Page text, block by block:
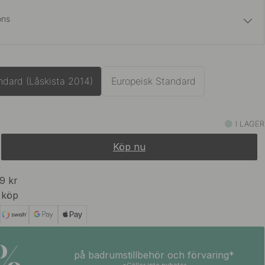
I lager
1 119 kr 1 399 kr
(Låskista 2014) Europeisk Standard
I LAGER
Köp nu
kr
på badrumstillbehör och förvaring*